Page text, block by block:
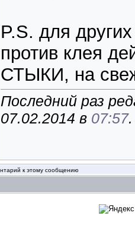
P.S. для
против клея
СТЫКИ, на
Последний раз
07.02.2014 в 07:57.
к этому сообщению